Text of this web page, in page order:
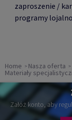
zaproszenie /
programy
Home Nasza oferta
Materiały
Załóż konto, aby